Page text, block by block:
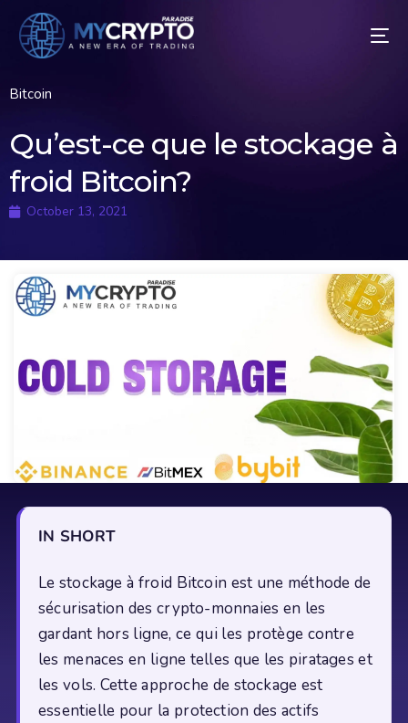
Bitcoin
Qu’est-ce que le stockage à
froid Bitcoin?
October 13, 2021
IN SHORT
Le stockage à froid Bitcoin est une méthode de
sécurisation des crypto-monnaies en les
gardant hors ligne, ce qui les protège contre
les menaces en ligne telles que les piratages et
les vols. Cette approche de stockage est
essentielle pour la protection des actifs